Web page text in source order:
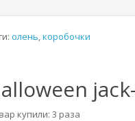
олень,коробочки
купили: 3 раза